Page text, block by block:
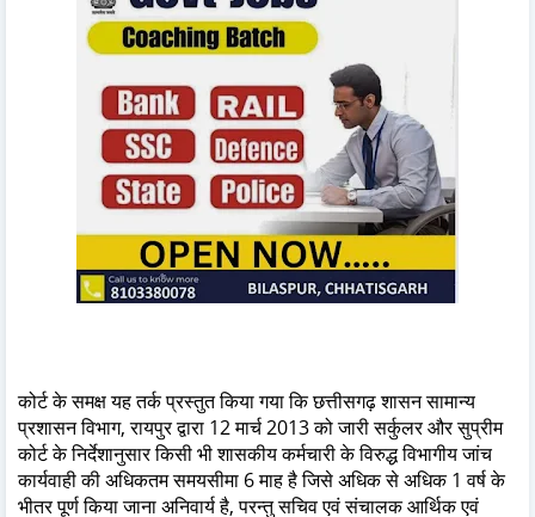
कोर्ट के समक्ष यह तर्क प्रस्तुत किया गया कि छत्तीसगढ़ शासन सामान्य
प्रशासन विभाग, रायपुर द्वारा 12 मार्च 2013 को जारी सर्कुलर और सुप्रीम
कोर्ट के निर्देशानुसार किसी भी शासकीय कर्मचारी के विरुद्ध विभागीय जांच
कार्यवाही की अधिकतम समयसीमा 6 माह है जिसे अधिक से अधिक 1 वर्ष के
भीतर पूर्ण किया जाना अनिवार्य है, परन्तु सचिव एवं संचालक आर्थिक एवं